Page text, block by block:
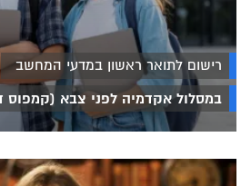
רישום לתואר ראשון במדעי המחשב
במסלול אקדמיה לפני צבא (קמפוס